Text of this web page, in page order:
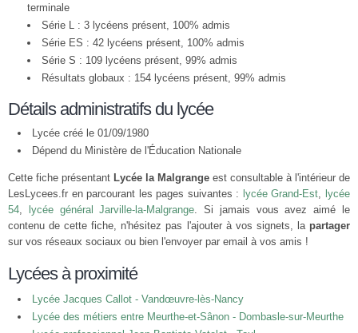
terminale
Série L : 3 lycéens présent, 100% admis
Série ES : 42 lycéens présent, 100% admis
Série S : 109 lycéens présent, 99% admis
Résultats globaux : 154 lycéens présent, 99% admis
Détails administratifs du lycée
Lycée créé le 01/09/1980
Dépend du Ministère de l'Éducation Nationale
Cette fiche présentant Lycée la Malgrange est consultable à l'intérieur de
LesLycees.fr en parcourant les pages suivantes : lycée Grand-Est, lycée
54, lycée général Jarville-la-Malgrange. Si jamais vous avez aimé le
contenu de cette fiche, n'hésitez pas l'ajouter à vos signets, la partager
sur vos réseaux sociaux ou bien l'envoyer par email à vos amis !
Lycées à proximité
Lycée Jacques Callot - Vandœuvre-lès-Nancy
Lycée des métiers entre Meurthe-et-Sânon - Dombasle-sur-Meurthe